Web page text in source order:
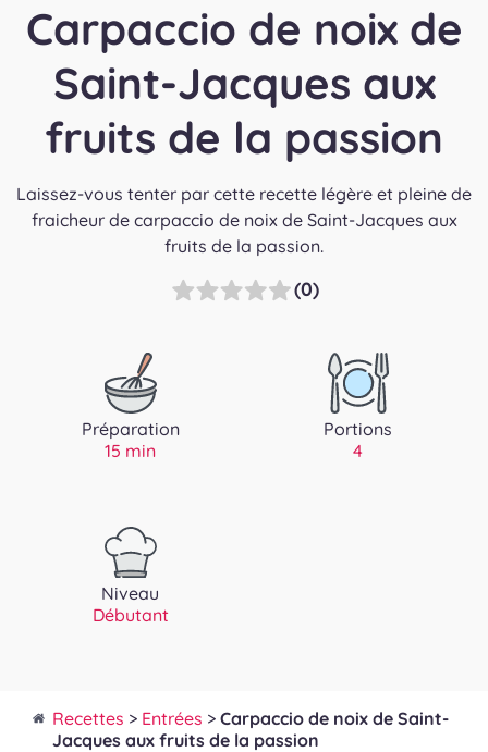
Carpaccio de noix de
Saint-Jacques aux
fruits de la passion
Laissez-vous tenter par cette recette légère et pleine de
fraicheur de carpaccio de noix de Saint-Jacques aux
fruits de la passion.
(0)
Préparation
15 min
Portions
4
Niveau
Débutant
Recettes > Entrées > Carpaccio de noix de Saint-
Jacques aux fruits de la passion